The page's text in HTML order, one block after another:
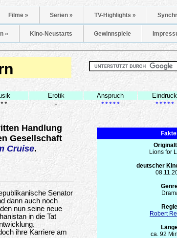
Filme » Serien » TV-Highlights »
» Kino-Neustarts Gewinnspiele
Erotik Anspruch Eindruck
- ***** *****
Handlung
Gesellschaft
Cruise.
Senator
dann auch noch
nun seine neue
in die Tat
ihre Karriere am
Lions for
deutscher
Robert
ca. 92